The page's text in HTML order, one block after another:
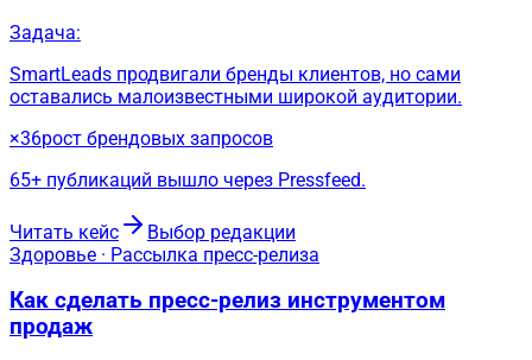
Задача:
SmartLeads продвигали бренды клиентов, но сами
оставались малоизвестными широкой аудитории.
×36рост брендовых запросов
65+ публикаций вышло через Pressfeed.
Читать кейс
Выбор редакции
Здоровье · Рассылка пресс-релиза
Как сделать пресс-релиз инструментом
продаж